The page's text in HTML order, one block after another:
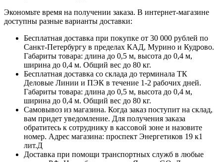
Экономьте время на получении заказа. В интернет-магазине
доступны разные варианты доставки:
Бесплатная доставка при покупке от 30 000 рублей по
Санкт-Петербургу в пределах КАД, Мурино и Кудрово.
Габариты товара: длина до 0,5 м, высота до 0,4 м,
ширина до 0,4 м. Общий вес до 80 кг.
Бесплатная доставка со склада до терминала ТК
Деловые Линии и ПЭК в течение 1-2 рабочих дней.
Габариты товара: длина до 0,5 м, высота до 0,4 м,
ширина до 0,4 м. Общий вес до 80 кг.
Самовывоз из магазина. Когда заказ поступит на склад,
вам придет уведомление. Для получения заказа
обратитесь к сотруднику в кассовой зоне и назовите
номер. Адрес магазина: проспект Энергетиков 19 к1
лит.Д
Доставка при помощи транспортных служб в любые